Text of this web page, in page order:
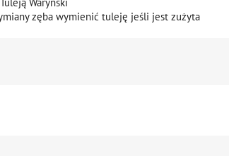
zęba wymienić tuleję jeśli jest zużyta